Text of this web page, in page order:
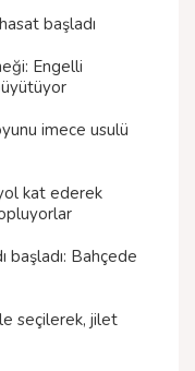
başladı
Engelli
imece usulü
kat ederek
başladı: Bahçede
seçilerek, jilet